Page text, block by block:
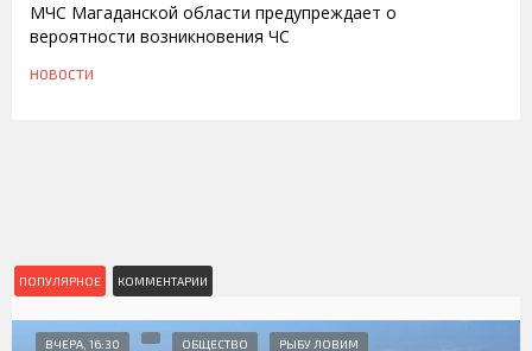
МЧС Магаданской области предупреждает о
вероятности возникновения ЧС
НОВОСТИ
ПОПУЛЯРНОЕ КОММЕНТАРИИ
ВЧЕРА, 16:30 ОБЩЕСТВО РЫБУ ЛОВИМ